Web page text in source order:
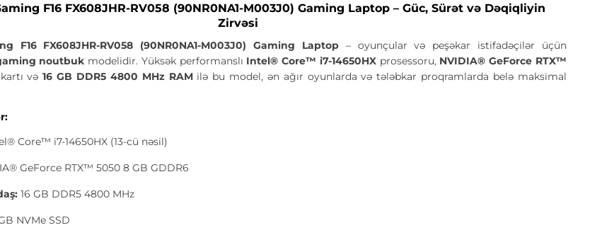
F16 FX608JHR-RV058 (90NR0NA1-M003J0) Gaming Laptop – Güc, Sürət və Dəqiqliyin
Zirvəsi
F16 FX608JHR-RV058 (90NR0NA1-M003J0) Gaming Laptop– oyunçular və peşəkar istifadəçilər üçün
noutbuk modelidir. Yüksək performanslı Intel® Core™ i7-14650HXprosessoru, NVIDIA® GeForce RTX™
və16 GB DDR5 4800 MHz RAMilə bu model, ən ağır oyunlarda və tələbkar proqramlarda belə maksimal
Core™ i7-14650HX (13-cü nəsil)
GeForce RTX™ 5050 8 GB GDDR6
16 GB DDR5 4800 MHz
NVMe SSD